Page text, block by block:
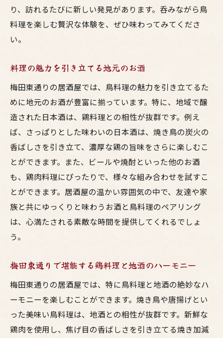
り、訪れるたびに新しい発見があります。呑みながら鳥
料理を楽しむ贅沢な体験を、ぜひ味わってみてくださ
い。
料理の魅力を引き立てる地元のお酒
梅田東通りの居酒屋では、鳥料理の魅力を引き立てるた
めに地元のお酒が豊富に揃っています。特に、地域で醸
造された日本酒は、鶏料理との相性が抜群です。例え
ば、さっぱりとした味わいの日本酒は、焼き鳥の炭火の
香ばしさを引き立て、濃厚な鶏の旨味をさらに楽しむこ
とができます。また、ビールや焼酎といった他のお酒
も、鶏肉料理にぴったりで、様々な組み合わせを試すこ
とができます。居酒屋の温かい雰囲気の中で、友達や家
族と共にゆっくりと味わうお酒と鳥料理のペアリング
は、心満たされる素敵な時間を提供してくれるでしょ
う。
梅田東通りで堪能する鶏料理と地酒のハーモニー
梅田東通りの居酒屋では、特に鳥料理と地酒の絶妙なハ
ーモニーを楽しむことができます。焼き鳥や唐揚げとい
った美味い鳥料理は、地酒との相性が抜群です。新鮮な
鶏肉を使用し、焦げ目の香ばしさを引き立てる焼き加減